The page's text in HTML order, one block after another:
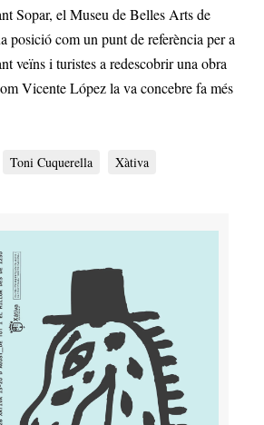
Sopar, el Museu de Belles Arts de
posició com un punt de referència per a
veïns i turistes a redescobrir una obra
Vicente López la va concebre fa més
Toni Cuquerella Xàtiva